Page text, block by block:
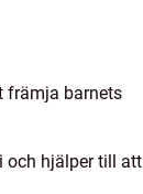
främja barnets
och hjälper till att